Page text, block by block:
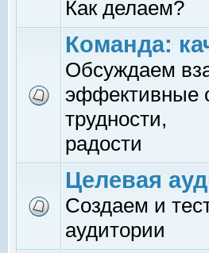
Как делаем?
Команда:
Обсуждаем
эффективные
трудности,
радости
Целевая
Создаем и
аудитории